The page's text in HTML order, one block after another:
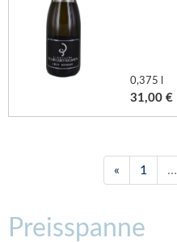
0,375 l
31,00 €
« 1 …
Preisspanne